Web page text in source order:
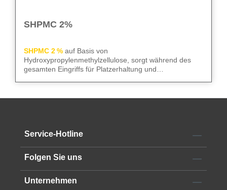
SHPMC 2%
SHPMC 2 % auf Basis von
Hydroxypropylenmethylzellulose, sorgt während des
gesamten Eingriffs für Platzerhaltung und
hohe HPMC-Konzentration. Die 2‑ml-Luer-Lock-Spritze
Alle technischen Informationen finden Sie im
Service-Hotline
Folgen Sie uns
Unternehmen